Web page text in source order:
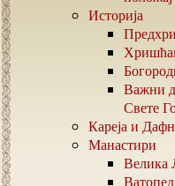
Историја
Важни
Свете
Кареја и
Манастири
Велика
Ватопед